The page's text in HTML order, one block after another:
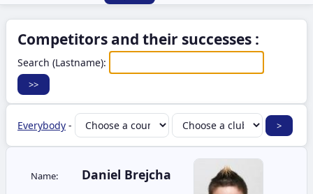
Competitors and their successes :
Search (Lastname):
Everybody -
Name: Daniel Brejcha